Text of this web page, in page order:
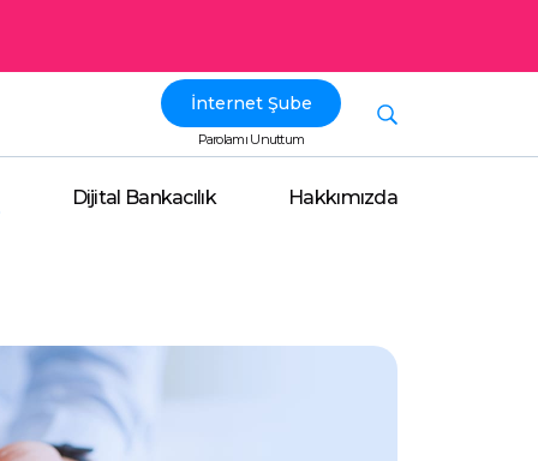
İnternet Şube
Parolamı Unuttum
Dijital Bankacılık Hakkımızda